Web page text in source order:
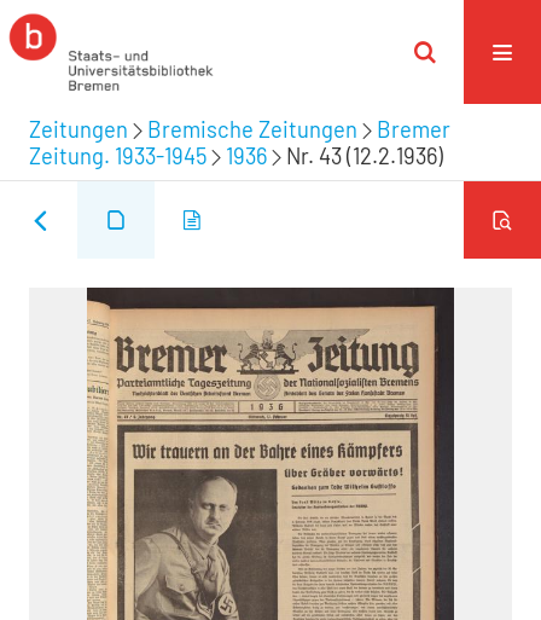
Zeitungen Bremische Zeitungen
Bremer
Zeitung. 1933-1945
1936 Nr. 43 (12.2.1936)